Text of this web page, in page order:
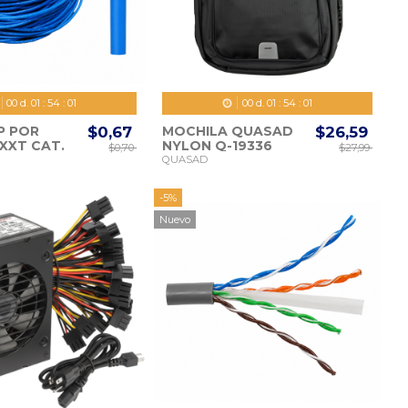
00d. 01 : 53: 59
POR
CAT.
$0,67
$0,70
00d. 01 : 53: 59
MOCHILA QUASAD
NYLON Q-19336
HASTA 15.6”
QUASAD
$26,59
$27,99
-5%
Nuevo